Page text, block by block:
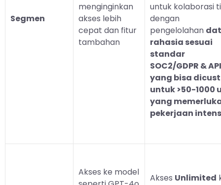
Segmen
menginginkan
akses lebih
cepat dan fitur
tambahan
untuk kolaborasi
dengan
pengelolahan
rahasia sesuai
standar
SOC2/GDPR & API
yang bisa
untuk >50-1000
yang
pekerjaan
Akses ke model
Akses Unlimited